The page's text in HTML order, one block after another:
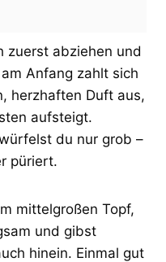
zuerst abziehen und
Anfang zahlt sich
herzhaften Duft aus,
aufsteigt.
du nur grob –
püriert.
mittelgroßen Topf,
und gibst
hinein. Einmal gut